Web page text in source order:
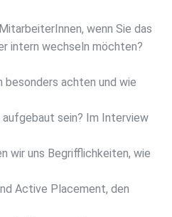
wenn Sie das
intern wechseln möchten?
besonders achten und wie
sein? Im Interview
wir uns Begrifflichkeiten, wie
Active Placement, den